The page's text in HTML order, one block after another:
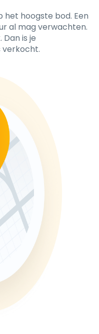
het hoogste bod. Een
al mag verwachten.
is je
verkocht.